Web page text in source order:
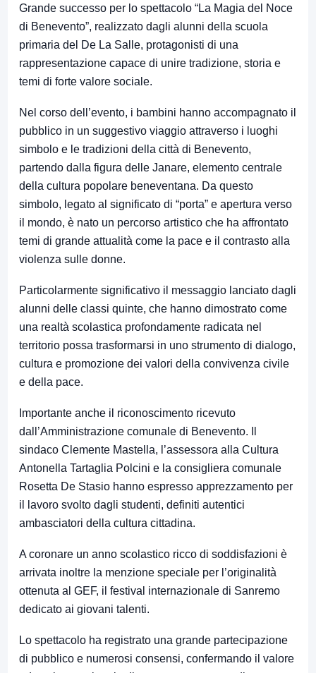
Grande successo per lo spettacolo “La Magia del Noce
di Benevento”, realizzato dagli alunni della scuola
primaria del De La Salle, protagonisti di una
rappresentazione capace di unire tradizione, storia e
temi di forte valore sociale.
Nel corso dell’evento, i bambini hanno accompagnato il
pubblico in un suggestivo viaggio attraverso i luoghi
simbolo e le tradizioni della città di Benevento,
partendo dalla figura delle Janare, elemento centrale
della cultura popolare beneventana. Da questo
simbolo, legato al significato di “porta” e apertura verso
il mondo, è nato un percorso artistico che ha affrontato
temi di grande attualità come la pace e il contrasto alla
violenza sulle donne.
Particolarmente significativo il messaggio lanciato dagli
alunni delle classi quinte, che hanno dimostrato come
una realtà scolastica profondamente radicata nel
territorio possa trasformarsi in uno strumento di dialogo,
cultura e promozione dei valori della convivenza civile
e della pace.
Importante anche il riconoscimento ricevuto
dall’Amministrazione comunale di Benevento. Il
sindaco Clemente Mastella, l’assessora alla Cultura
Antonella Tartaglia Polcini e la consigliera comunale
Rosetta De Stasio hanno espresso apprezzamento per
il lavoro svolto dagli studenti, definiti autentici
ambasciatori della cultura cittadina.
A coronare un anno scolastico ricco di soddisfazioni è
arrivata inoltre la menzione speciale per l’originalità
ottenuta al GEF, il festival internazionale di Sanremo
dedicato ai giovani talenti.
Lo spettacolo ha registrato una grande partecipazione
di pubblico e numerosi consensi, confermando il valore